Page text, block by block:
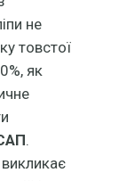
не
товстої
як
.